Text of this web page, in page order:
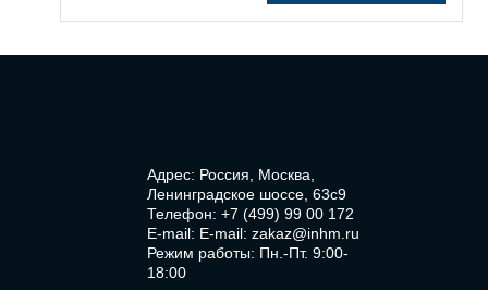
Адрес: Россия, Москва,
Ленинградское шоссе, 63с9
Телефон: +7 (499) 99 00 172
E-mail: E-mail: zakaz@inhm.ru
Режим работы: Пн.-Пт. 9:00-
18:00